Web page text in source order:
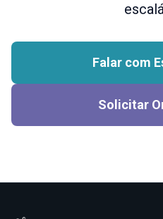
Falar com
Solicitar